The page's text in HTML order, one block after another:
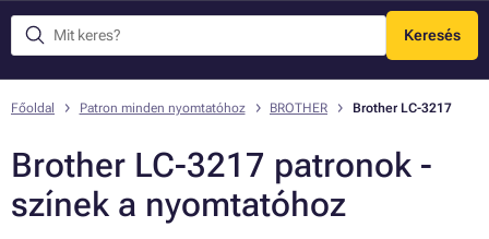
Keresés
Menü
Főoldal Patron minden nyomtatóhoz BROTHER Brother LC-3217
Brother LC-3217 patronok -
színek a nyomtatóhoz